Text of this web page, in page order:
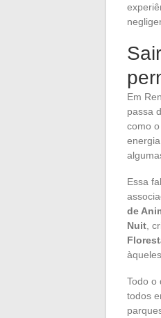
Em
passa
como o
Essa
de
Nuit ,
Todo o
todos